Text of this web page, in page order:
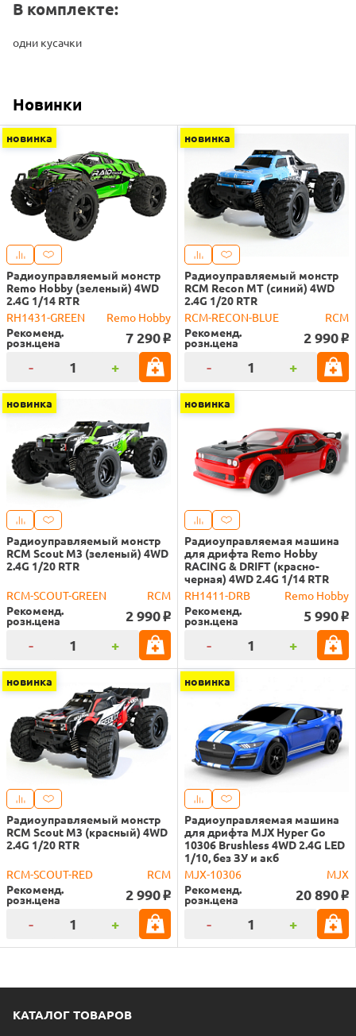
В комплекте:
одни кусачки
Новинки
новинка
Радиоуправляемый монстр
Remo Hobby (зеленый) 4WD
2.4G 1/14 RTR
RH1431-GREEN
Remo Hobby
Рекоменд.
розн.цена 7 290 o
- +
новинка
Радиоуправляемый монстр
RCM Recon MT (синий) 4WD
2.4G 1/20 RTR
RCM-RECON-BLUE
RCM
Рекоменд.
розн.цена 2 990 o
- +
новинка
Радиоуправляемый монстр
RCM Scout M3 (зеленый) 4WD
2.4G 1/20 RTR
RCM-SCOUT-GREEN
RCM
Рекоменд.
розн.цена 2 990 o
- +
новинка
Радиоуправляемая машина
для дрифта Remo Hobby
RACING & DRIFT (красно-
черная) 4WD 2.4G 1/14 RTR
RH1411-DRB
Remo Hobby
Рекоменд.
розн.цена 5 990 o
- +
новинка
Радиоуправляемый монстр
RCM Scout M3 (красный) 4WD
2.4G 1/20 RTR
RCM-SCOUT-RED
RCM
Рекоменд.
розн.цена 2 990 o
- +
новинка
Радиоуправляемая машина
для дрифта MJX Hyper Go
10306 Brushless 4WD 2.4G LED
1/10, без ЗУ и акб
MJX-10306
MJX
Рекоменд.
розн.цена 20 890 o
- +
КАТАЛОГ ТОВАРОВ